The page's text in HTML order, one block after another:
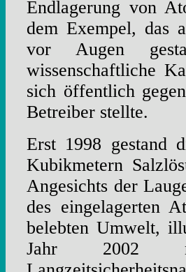
Endlagerung von
dem Exempel, das
vor Augen
wissenschaftliche
sich öffentlich
Betreiber stellte.
Erst 1998 gestand
Kubikmetern
Angesichts der
des eingelagerten
belebten Umwelt,
Jahr 2002